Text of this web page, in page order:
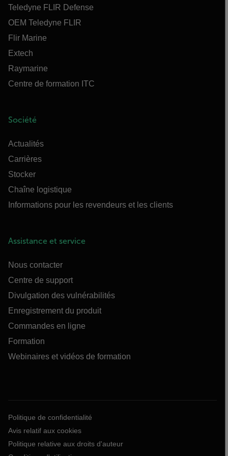
Teledyne FLIR Defense
OEM Teledyne FLIR
Flir Marine
Extech
Raymarine
Centre de formation ITC
Société
Actualités
Carrières
Stocker
Chaîne logistique
Informations pour les revendeurs et les clients
Assistance et service
Nous contacter
Centre de support
Divulgation des vulnérabilités
Enregistrement du produit
Commandes en ligne
Formation
Webinaires et vidéos de formation
Politique de confidentialité
Avis relatif aux cookies
Politique relative aux droits d'auteur